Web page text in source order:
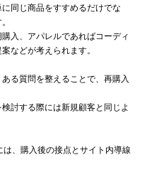
同じ商品をすすめるだけでな
入、アパレルであればコーディ
などが考えられます。
る質問を整えることで、再購入
討する際には新規顧客と同じよ
、購入後の接点とサイト内導線